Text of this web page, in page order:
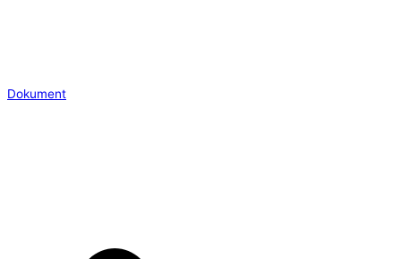
Dokument